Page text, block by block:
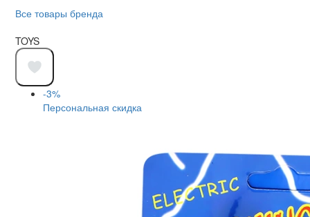
Все товары бренда
TOYS
-3%
Персональная скидка